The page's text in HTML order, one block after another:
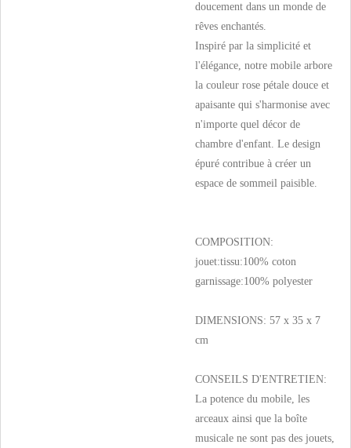
doucement dans un monde de
rêves enchantés.
Inspiré par la simplicité et
l'élégance, notre mobile arbore
la couleur rose pétale douce et
apaisante qui s'harmonise avec
n'importe quel décor de
chambre d'enfant. Le design
épuré contribue à créer un
espace de sommeil paisible.
COMPOSITION:
jouet:tissu:100% coton
garnissage:100% polyester
DIMENSIONS: 57 x 35 x 7
cm
CONSEILS D'ENTRETIEN:
La potence du mobile, les
arceaux ainsi que la boîte
musicale ne sont pas des jouets,